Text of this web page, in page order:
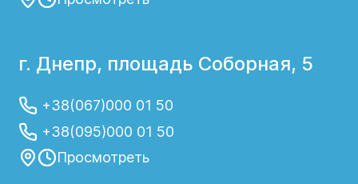
г. Днепр, площадь Соборная, 5
+38(067)000 01 50
+38(095)000 01 50
Просмотреть